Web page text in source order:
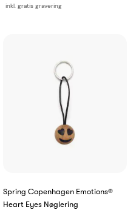
inkl. gratis gravering
Spring Copenhagen Emotions®
Heart Eyes Nøglering